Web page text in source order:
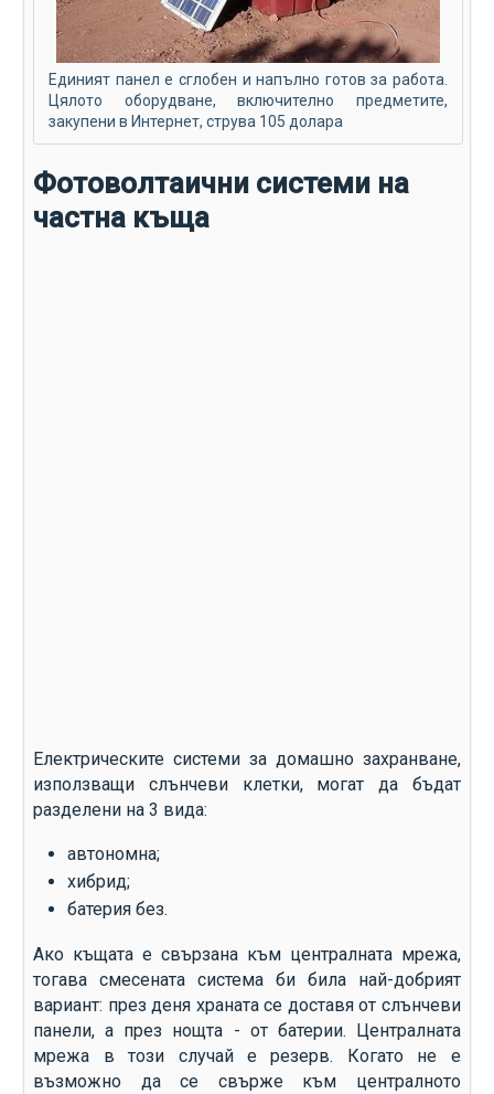
Единият панел е сглобен и напълно готов за работа.
Цялото оборудване, включително предметите,
закупени в Интернет, струва 105 долара
Фотоволтаични системи на
частна къща
Електрическите системи за домашно захранване,
използващи слънчеви клетки, могат да бъдат
разделени на 3 вида:
автономна;
хибрид;
батерия без.
Ако къщата е свързана към централната мрежа,
тогава смесената система би била най-добрият
вариант: през деня храната се доставя от слънчеви
панели, а през нощта - от батерии. Централната
мрежа в този случай е резерв. Когато не е
възможно да се свърже към централното